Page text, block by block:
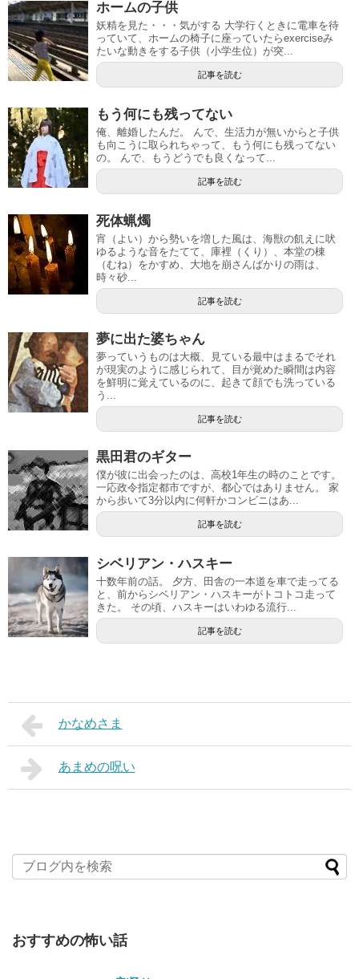
ホームの子供
妖精を見た・・・気がする 大学行くときに電車を待
っていて、ホームの椅子に座っていたらexerciseみ
たいな動きをする子供（小学生位）が突...
記事を読む
もう何にも残ってない
俺、離婚したんだ。 んで、生活力が無いからと子供
も向こうに取られちゃって、もう何にも残ってない
の。 んで、もうどうでも良くなって...
記事を読む
死体蝋燭
宵（よい）から勢いを増した風は、海獣の飢えに吠
ゆるような音をたてて、庫裡（くり）、本堂の棟
（むね）をかすめ、大地を崩さんばかりの雨は、
時々砂...
記事を読む
夢に出た婆ちゃん
夢っていうものは大概、見ている最中はまるでそれ
が現実のように感じられて、目が覚めた瞬間は内容
を鮮明に覚えているのに、起きて顔でも洗っている
う...
記事を読む
黒田君のギター
僕が彼に出会ったのは、高校1年生の時のことです。
一応政令指定都市ですが、都心ではありません。 家
から歩いて3分以内に何軒かコンビニはあ...
記事を読む
シベリアン・ハスキー
十数年前の話。 夕方、田舎の一本道を車で走ってる
と、前からシベリアン・ハスキーがトコトコ走って
きた。 その頃、ハスキーはいわゆる流行...
記事を読む
かなめさま
あまめの呪い
おすすめの怖い話